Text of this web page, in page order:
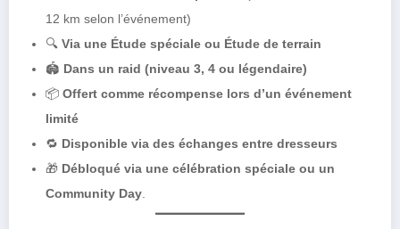
12 km selon l’événement)
🔍 Via une Étude spéciale ou Étude de terrain
🏟️ Dans un raid (niveau 3, 4 ou légendaire)
📦 Offert comme récompense lors d’un événement
limité
🔁 Disponible via des échanges entre dresseurs
🎁 Débloqué via une célébration spéciale ou un
Community Day